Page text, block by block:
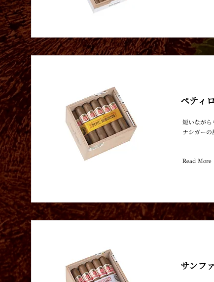
ペティ
短いながら
ナシガーの
Read More
サンフ